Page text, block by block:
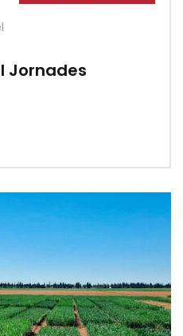
Jornades